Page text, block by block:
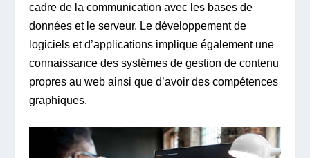
cadre de la communication avec les bases de
données et le serveur. Le développement de
logiciels et d’applications implique également une
connaissance des systèmes de gestion de contenu
propres au web ainsi que d’avoir des compétences
graphiques.